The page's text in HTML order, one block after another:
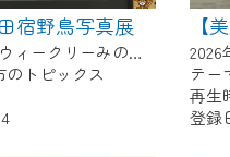
宿野鳥写真展
2026年6月22日週 ウィークリーみのかもにて放送
のトピックス
【
テー
再生
登録